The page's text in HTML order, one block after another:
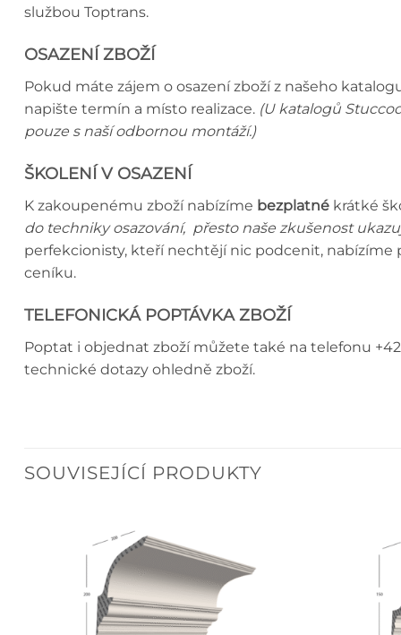
službou Toptrans.
OSAZENÍ ZBOŽÍ
Pokud máte zájem o osazení zboží z našeho
napište termín a místo realizace. (U katalogů
pouze s naší odbornou montáží.)
ŠKOLENÍ V OSAZENÍ
K zakoupenému zboží nabízíme bezplatné krátké
do techniky osazování, přesto naše zkušenost
perfekcionisty, kteří nechtějí nic podcenit,
ceníku.
TELEFONICKÁ POPTÁVKA ZBOŽÍ
Poptat i objednat zboží můžete také na telefonu
technické dotazy ohledně zboží.
SOUVISEJÍCÍ PRODUKTY